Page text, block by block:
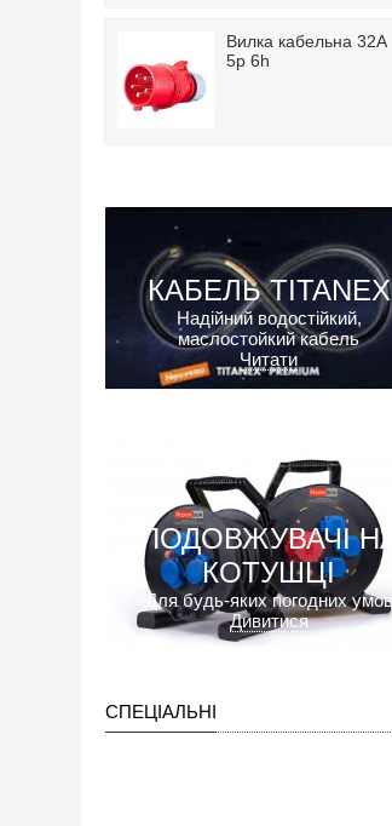
Вилка кабельна 32A
5p 6h
КАБЕЛЬ TITANEX
Надійний водостійкий,
маслостойкий кабель
Читати
ПОДОВЖУВАЧІ НА
КОТУШЦІ
Для будь-яких погодних умов
Дивитися
СПЕЦІАЛЬНІ